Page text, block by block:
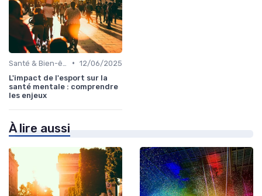
• 12/06/2025
L'impact de l'esport sur la
santé mentale : comprendre
les enjeux
À lire aussi